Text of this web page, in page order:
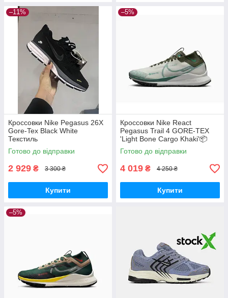
–11%
Кроссовки Nike Pegasus 26X
Gore-Tex Black White
Текстиль
Готово до відправки
2 929 ₴ 3 300 ₴
Купити
–5%
Кроссовки Nike React
Pegasus Trail 4 GORE-TEX
'Light Bone Cargo Khaki'📦
FB2193-001
Готово до відправки
4 019 ₴ 4 250 ₴
Купити
–5%